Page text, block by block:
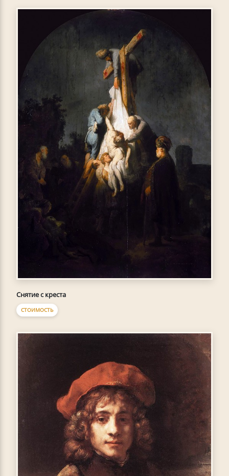
Снятие с креста
СТОИМОСТЬ